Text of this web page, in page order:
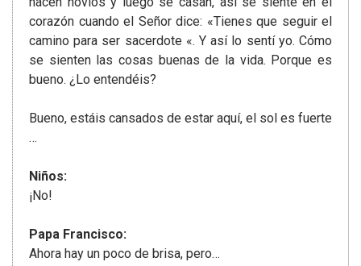
corazón cuando el Señor dice: «Tienes que seguir el
camino para ser sacerdote «. Y así lo sentí yo. Cómo
se sienten las cosas buenas de la vida. Porque es
bueno. ¿Lo entendéis?
Bueno, estáis cansados de estar aquí, el sol es fuerte
…
Niños:
¡No!
Papa Francisco:
Ahora hay un poco de brisa, pero…